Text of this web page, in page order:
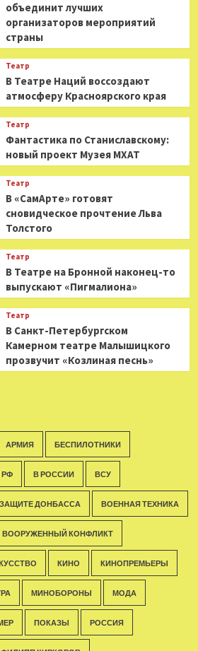
объединит лучших
организаторов мероприятий
страны
Театр
В Театре Наций воссоздают
атмосферу Красноярского края
Театр
Фантастика по Станиславскому:
новый проект Музея МХАТ
Театр
В «СамАрте» готовят
сновидческое прочтение Льва
Толстого
Театр
В Театре на Бронной наконец-то
выпускают «Пигмалиона»
Театр
В Санкт-Петербургском
Камерном театре Малышицкого
прозвучит «Козлиная песнь»
АРМИЯ БЕСПИЛОТНИКИ
В РОССИИ ВСУ
ДОНБАССА ВОЕННАЯ ТЕХНИКА
ВООРУЖЕННЫЙ КОНФЛИКТ
КИНО КИНОПРЕМЬЕРЫ
МИНОБОРОНЫ МОДА
ПОКАЗЫ РОССИЯ